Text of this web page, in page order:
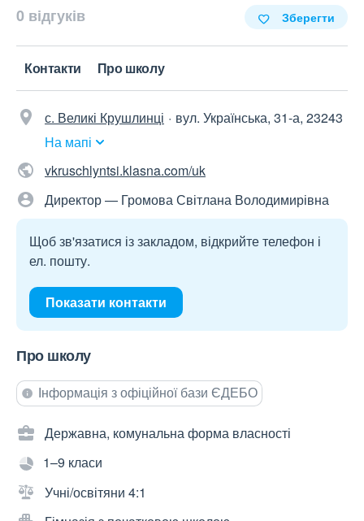
0 відгуків Зберегти
Контакти Про школу
с. Великі Крушлинці
вул. Українська, 31-а, 23243
На мапі
vkruschlyntsi.klasna.com/uk
Директор — Громова Світлана Володимирівна
Щоб зв'язатися із закладом, відкрийте телефон і
ел. пошту.
Показати контакти
Про школу
Інформація з офіційної бази ЄДЕБО
Державна, комунальна форма власності
1–9 класи
Учні/освітяни 4:1